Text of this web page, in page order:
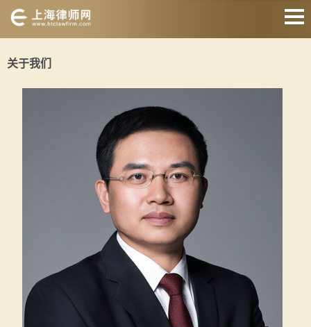
房产纠纷
债权债务
合同纠纷
征地拆迁
关于我们
关于我们